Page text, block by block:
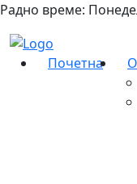
Радно време:
Почетна